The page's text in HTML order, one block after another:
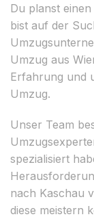
Du planst
bist auf der
Umzug aus
Erfahrung und
Umzug.
Unser Team
spezialisiert
nach Kaschau
diese meistern